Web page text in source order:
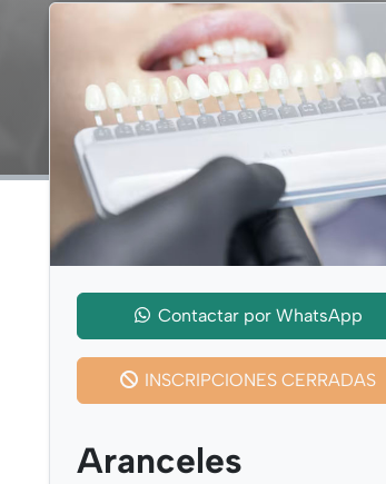
Contactar por WhatsApp
INSCRIPCIONES CERRADAS
Aranceles